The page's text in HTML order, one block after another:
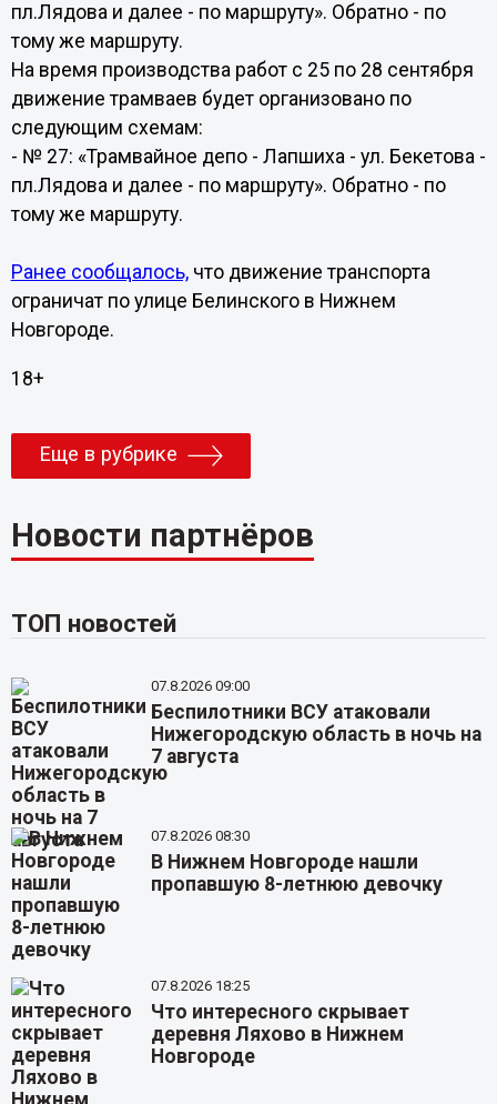
пл.Лядова и далее - по маршруту». Обратно - по
тому же маршруту.
На время производства работ с 25 по 28 сентября
движение трамваев будет организовано по
следующим схемам:
- № 27: «Трамвайное депо - Лапшиха - ул. Бекетова -
пл.Лядова и далее - по маршруту». Обратно - по
тому же маршруту.
Ранее сообщалось,что движение транспорта
ограничат по улице Белинского в Нижнем
Новгороде.
18+
Еще в рубрике
Новости партнёров
ТОП новостей
07.8.2026 09:00
Беспилотники ВСУ атаковали
Нижегородскую область в ночь на
7 августа
07.8.2026 08:30
В Нижнем Новгороде нашли
пропавшую 8-летнюю девочку
07.8.2026 18:25
Что интересного скрывает
деревня Ляхово в Нижнем
Новгороде